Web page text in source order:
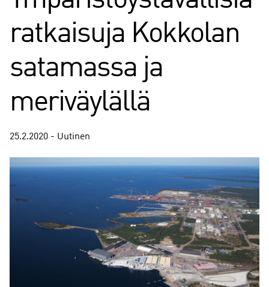
ratkaisuja Kokkolan
satamassa ja
meriväylällä
25.2.2020 - Uutinen